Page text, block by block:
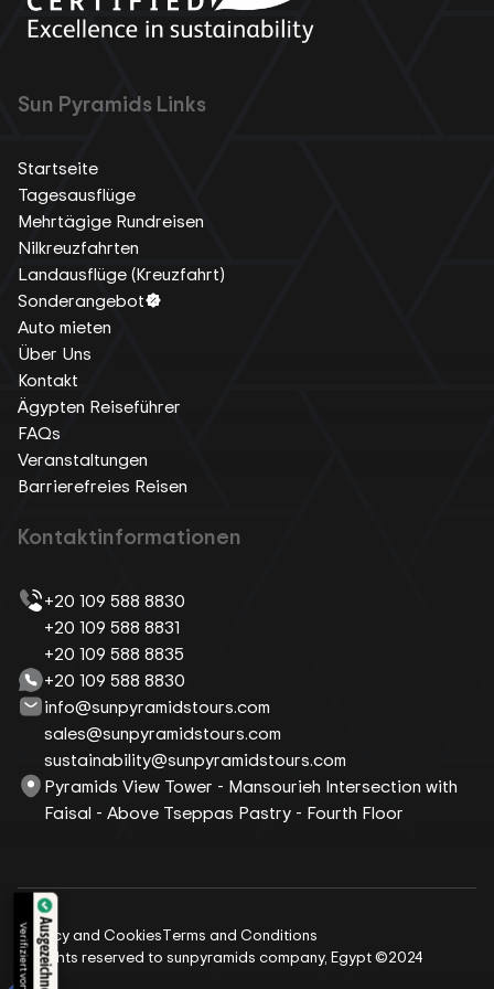
Sun Pyramids Links
Startseite
Tagesausflüge
Mehrtägige Rundreisen
Nilkreuzfahrten
Landausflüge (Kreuzfahrt)
Sonderangebot
Auto mieten
Über Uns
Kontakt
Ägypten Reiseführer
FAQs
Veranstaltungen
Barrierefreies Reisen
Kontaktinformationen
+20 109 588 8830
+20 109 588 8831
+20 109 588 8835
+20 109 588 8830
info@sunpyramidstours.com
sales@sunpyramidstours.com
sustainability@sunpyramidstours.com
Pyramids View Tower - Mansourieh Intersection with
Faisal - Above Tseppas Pastry - Fourth Floor
All rights reserved to sunpyramids company, Egypt ©2024
Privacy and CookiesTerms and Conditions
Verifiziert von: